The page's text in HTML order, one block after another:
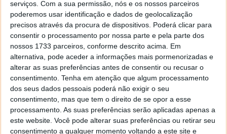
serviços. Com a sua permissão, nós e os nossos parceiros
poderemos usar identificação e dados de geolocalização
precisos através da procura de dispositivos. Poderá clicar para
consentir o processamento por nossa parte e pela parte dos
nossos 1733 parceiros, conforme descrito acima. Em
alternativa, pode aceder a informações mais pormenorizadas e
alterar as suas preferências antes de consentir ou recusar o
consentimento. Tenha em atenção que algum processamento
dos seus dados pessoais poderá não exigir o seu
consentimento, mas que tem o direito de se opor a esse
processamento. As suas preferências serão aplicadas apenas a
este website. Você pode alterar suas preferências ou retirar seu
consentimento a qualquer momento voltando a este site e
Vítor M.
7 de Novembro de 2005 às 01:39
@Reporter
Desculpa mas o link funciona. Seja como for segue por mail
o MSn Messenger 8.
Responder
Vítor M.
@Rui
Tens de encontrar o que te falei. Faz da seguinte maneira,
janela iniciar e no topo dessa janela com o botão direito do
rato faz propriedades. Depois no separador Menu ‘Iniciar’
clica no botão ‘Personalizar’ aí encontrarás no separador